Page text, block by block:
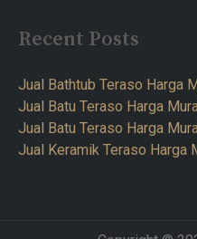
Recent Posts
Jual Bathtub Teraso Harga
Jual Batu Teraso Harga
Jual Batu Teraso Harga
Jual Keramik Teraso Harga